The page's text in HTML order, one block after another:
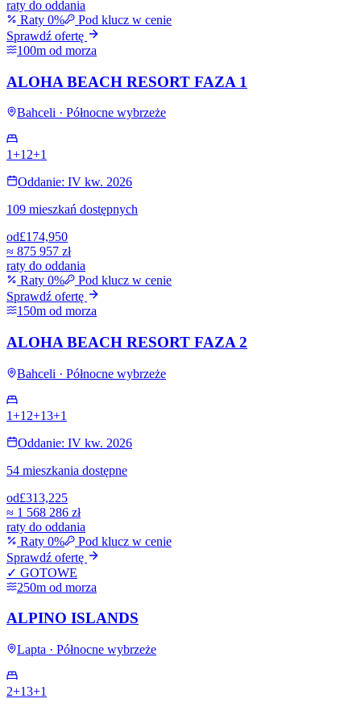
raty do oddania
Raty 0%
Pod klucz w cenie
Sprawdź ofertę
100m od morza
ALOHA BEACH RESORT FAZA 1
Bahceli · Północne wybrzeże
1+1 2+1
Oddanie: IV kw. 2026
109 mieszkań dostępnych
od£174,950
≈ 875 957 zł
raty do oddania
Raty 0%
Pod klucz w cenie
Sprawdź ofertę
150m od morza
ALOHA BEACH RESORT FAZA 2
Bahceli · Północne wybrzeże
1+1 2+13+1
Oddanie: IV kw. 2026
54 mieszkania dostępne
od£313,225
≈ 1 568 286 zł
raty do oddania
Raty 0%
Pod klucz w cenie
Sprawdź ofertę
✓ GOTOWE
250m od morza
ALPINO ISLANDS
Lapta · Północne wybrzeże
2+13+1